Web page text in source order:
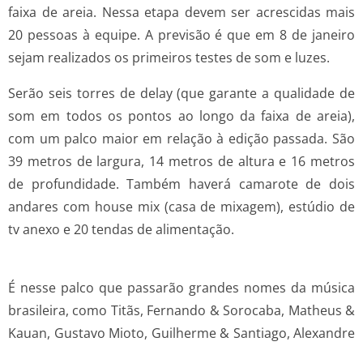
faixa de areia. Nessa etapa devem ser acrescidas mais
20 pessoas à equipe. A previsão é que em 8 de janeiro
sejam realizados os primeiros testes de som e luzes.
Serão seis torres de delay (que garante a qualidade de
som em todos os pontos ao longo da faixa de areia),
com um palco maior em relação à edição passada. São
39 metros de largura, 14 metros de altura e 16 metros
de profundidade. Também haverá camarote de dois
andares com house mix (casa de mixagem), estúdio de
tv anexo e 20 tendas de alimentação.
É nesse palco que passarão grandes nomes da música
brasileira, como Titãs, Fernando & Sorocaba, Matheus &
Kauan, Gustavo Mioto, Guilherme & Santiago, Alexandre